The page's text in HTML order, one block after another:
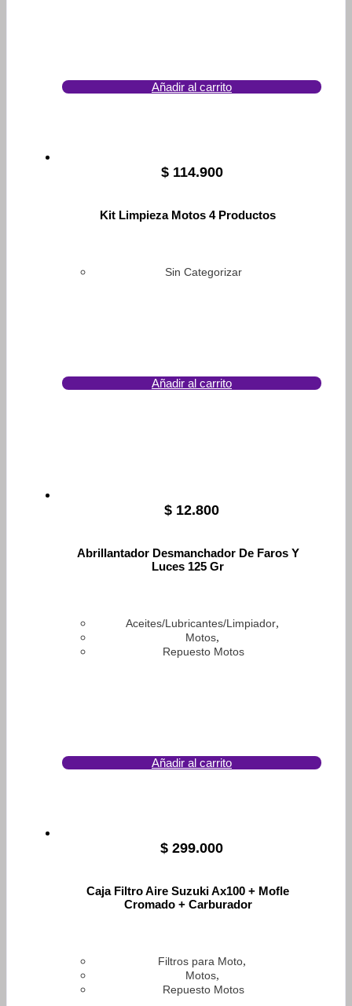
Añadir al carrito
$114.900
Kit Limpieza Motos 4 Productos
Sin Categorizar
Añadir al carrito
$ 12.800
Abrillantador Desmanchador De Faros Y
Luces 125 Gr
Aceites/Lubricantes/Limpiador,
Motos,
Repuesto Motos
Añadir al carrito
$ 299.000
Caja Filtro Aire Suzuki Ax100 + Mofle
Cromado + Carburador
Filtros para Moto,
Motos,
Repuesto Motos